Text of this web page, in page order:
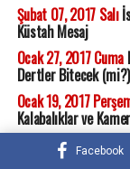
Facebook
Şubat 07, 2017 Salı
Küstah Mesaj
Ocak 27, 2017 Cuma
Dertler Bitecek (mi?)
Ocak 19, 2017
Kalabalıklar ve
Aralık 23, 2016 Cuma